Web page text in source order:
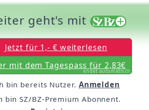
geht's mit
Jetzt für 1,- € weiterlesen
mit dem Tagespass für 2,83€
endet automatisch
bin bereits Nutzer. Anmelden
bin SZ/BZ-Premium Abonnent.